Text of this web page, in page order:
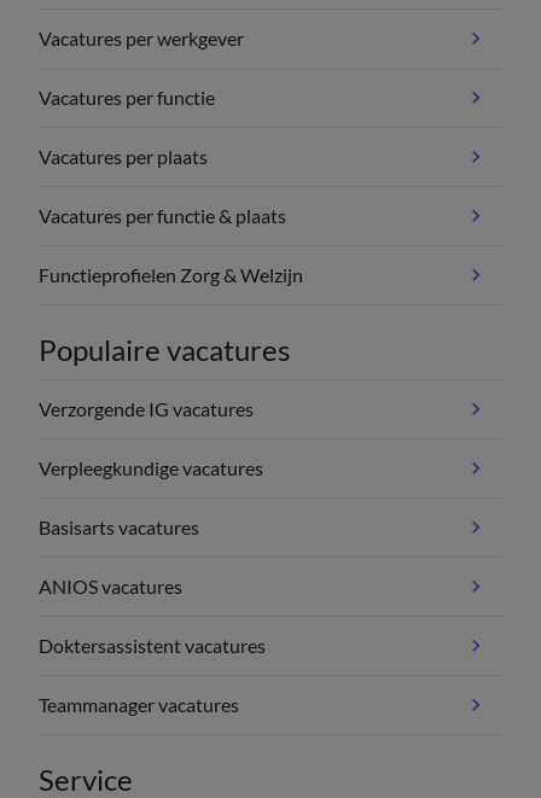
Vacatures per werkgever
Vacatures per functie
Vacatures per plaats
Vacatures per functie & plaats
Functieprofielen Zorg & Welzijn
Populaire vacatures
Verzorgende IG vacatures
Verpleegkundige vacatures
Basisarts vacatures
ANIOS vacatures
Doktersassistent vacatures
Teammanager vacatures
Service